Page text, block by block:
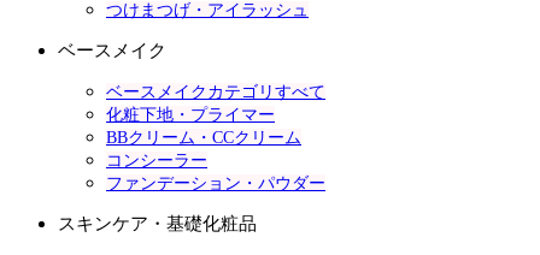
つけまつげ・アイラッシュ
ベースメイク
ベースメイクカテゴリすべて
化粧下地・プライマー
BBクリーム・CCクリーム
コンシーラー
ファンデーション・パウダー
スキンケア・基礎化粧品